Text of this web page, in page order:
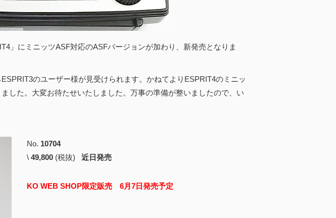
」にミニッツASF対応のASFバージョンが加わり、新発売となりま
のユーザー様が見受けられます。かねてよりESPRIT4のミニッ
した。大変お待たせいたしました。万事の準備が整いましたので、い
No. 10704
\ 49,800 (税抜) 近日発売
KO WEB SHOP限定販売 6月7日発売予定